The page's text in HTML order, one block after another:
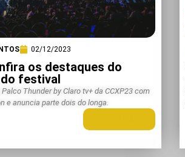
02/12/2023
os destaques do
festival
Thunder by Claro tv+ da CCXP23 com
e anuncia parte dois do longa.